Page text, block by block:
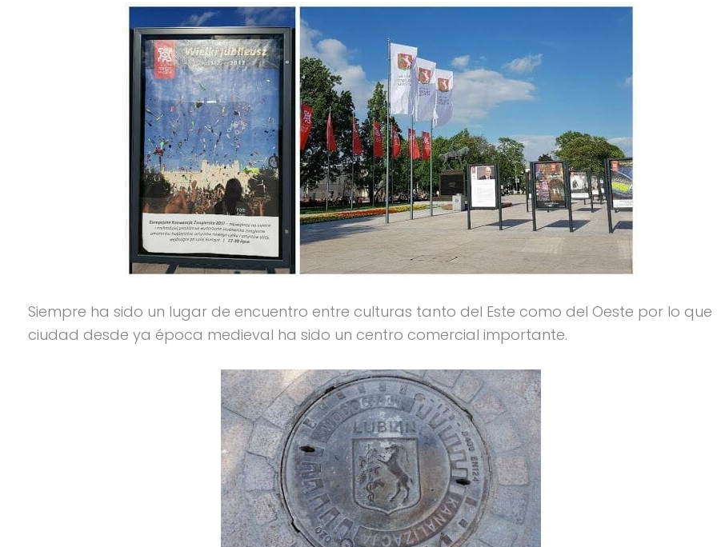
Siempre ha sido un lugar de encuentro entre culturas tanto del Este como del Oeste por lo que
ciudad desde ya época medieval ha sido un centro comercial importante.